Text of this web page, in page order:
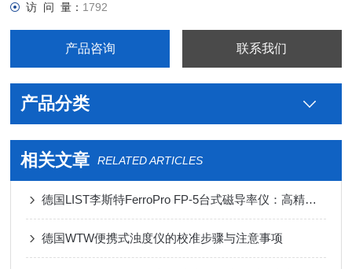
访 问 量： 1792
产品咨询 联系我们
产品分类
相关文章 RELATED ARTICLES
德国LIST李斯特FerroPro FP-5台式磁导率仪：高精度检测，助力材料质量把控
德国WTW便携式浊度仪的校准步骤与注意事项